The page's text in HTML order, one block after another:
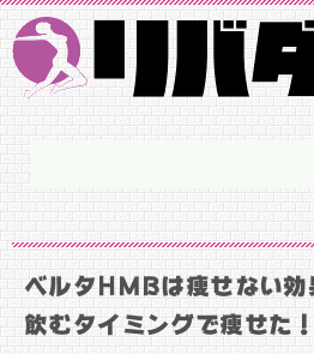
ベルタHMBは痩せない効
飲むタイミングで痩せた！